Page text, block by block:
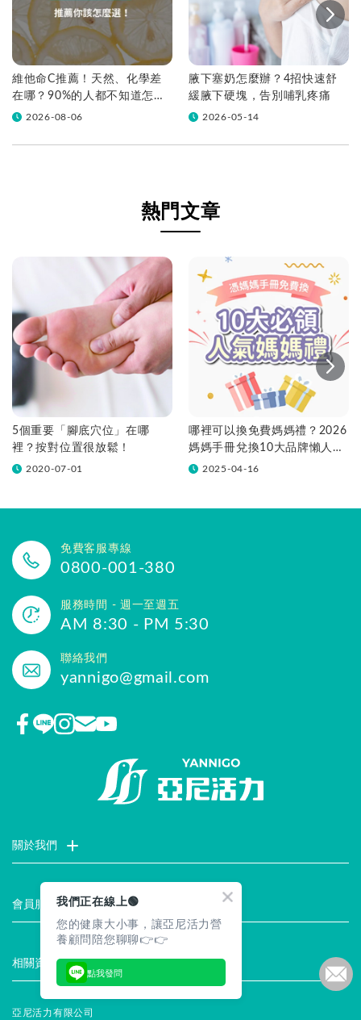
維他命C推薦！天然、化學差
在哪？90%的人都不知道怎麼
挑！帶你一次看
2026-08-06
腋下塞奶怎麼辦？4招快速舒
緩腋下硬塊，告別哺乳疼痛
2026-05-14
熱門文章
5個重要「腳底穴位」在哪
裡？按對位置很放鬆！
2020-07-01
哪裡可以換免費媽媽禮？2026
媽媽手冊兌換10大品牌懶人包
一次看！
2025-04-16
免費客服專線
0800-001-380
服務時間 - 週一至週五
AM 8:30 - PM 5:30
聯絡我們
yannigo@gmail.com
關於我們
會員服務
最新消息 註冊會員
試用索取 服務說明
相關資訊
常見問題 隱私權聲明
企業徵才 安全保證
合作提案
亞尼活力有限公司
我們正在線上🟢
您的健康大小事，讓亞尼活力營
養顧問陪您聊聊👉👉
點我發問